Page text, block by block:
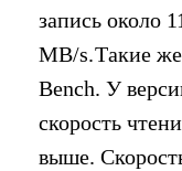
запись около
MB/s.Такие
Bench. У
скорость
выше.